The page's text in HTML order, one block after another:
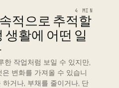
4 MIN
적으로 추적할
생활에 어떤 일
한 작업처럼 보일 수 있지만,
변화를 가져올 수 있습니
거나, 부채를 줄이거나, 단